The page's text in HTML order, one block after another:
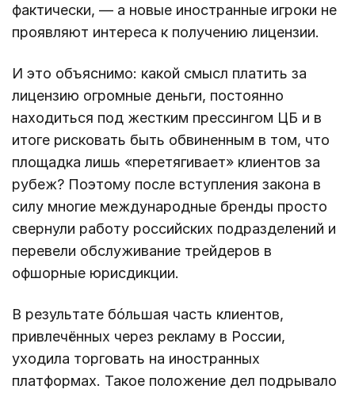
фактически, — а новые иностранные игроки не
проявляют интереса к получению лицензии.
И это объяснимо: какой смысл платить за
лицензию огромные деньги, постоянно
находиться под жестким прессингом ЦБ и в
итоге рисковать быть обвиненным в том, что
площадка лишь «перетягивает» клиентов за
рубеж? Поэтому после вступления закона в
силу многие международные бренды просто
свернули работу российских подразделений и
перевели обслуживание трейдеров в
офшорные юрисдикции.
В результате бóльшая часть клиентов,
привлечённых через рекламу в России,
уходила торговать на иностранных
платформах. Такое положение дел подрывало